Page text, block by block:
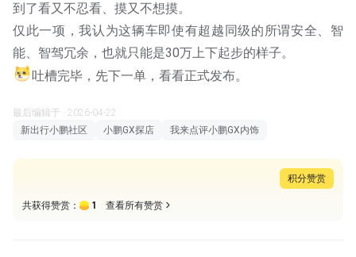
到了看又不忍看、摸又不想摸。
仅此一项，我认为这辆车即使有超越同级的所谓安全、智
能、智驾冗余，也就只能是30万上下起步的样子。
吐槽完毕，先下一单，看看正式发布。
最后编辑于 · 2026-04-22
新出行小鹏社区
小鹏GX探店 我来点评小鹏GX内饰
积分赞赏
共获得赞赏： 1 查看所有赞赏